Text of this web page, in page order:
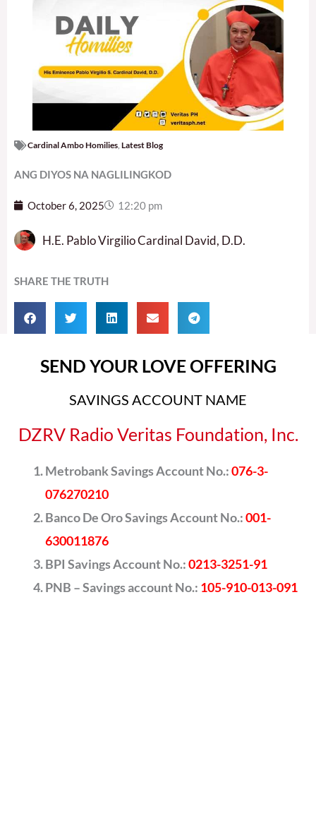
Cardinal Ambo Homilies Latest Blog
ANG DIYOS NA NAGLILINGKOD
October 6, 2025 12:20 pm
H.E. Pablo Virgilio Cardinal David, D.D.
SHARE THE TRUTH
SEND YOUR LOVE OFFERING
SAVINGS ACCOUNT NAME
DZRV Radio Veritas Foundation, Inc.
Metrobank Savings Account No.:076-3-
076270210
Banco De Oro Savings Account No.:001-
630011876
BPI Savings Account No.:0213-3251-91
PNB – Savings account No.: 105-910-013-091